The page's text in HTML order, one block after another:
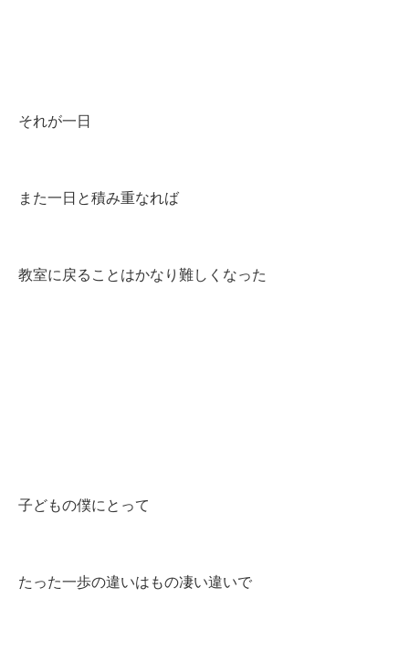
それが一日
また一日と積み重なれば
教室に戻ることはかなり難しくなった
子どもの僕にとって
たった一歩の違いはもの凄い違いで